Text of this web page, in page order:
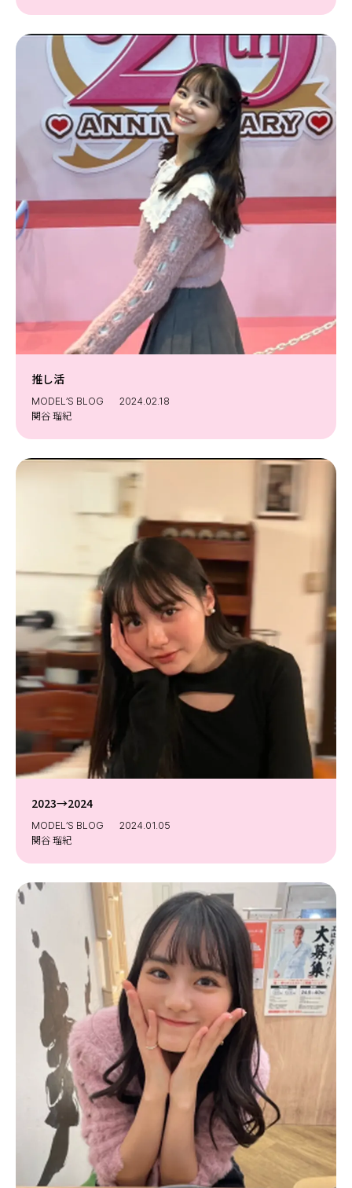
推し活
MODEL’S BLOG
2024.02.18
関谷 瑠紀
2023→2024
MODEL’S BLOG
2024.01.05
関谷 瑠紀